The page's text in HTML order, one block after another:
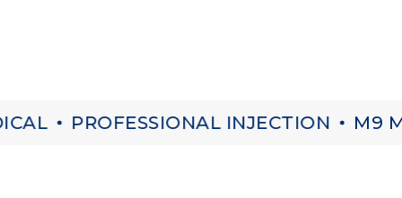
PROFESSIONAL INJECTION M9